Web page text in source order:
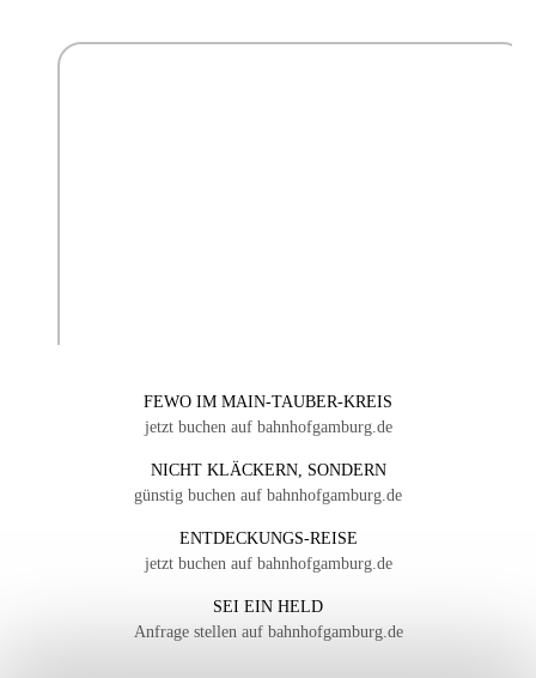
FEWO IM MAIN-TAUBER-KREIS
jetzt buchen auf bahnhofgamburg.de
NICHT KLÄCKERN, SONDERN
günstig buchen auf bahnhofgamburg.de
ENTDECKUNGS-REISE
jetzt buchen auf bahnhofgamburg.de
SEI EIN HELD
Anfrage stellen auf bahnhofgamburg.de